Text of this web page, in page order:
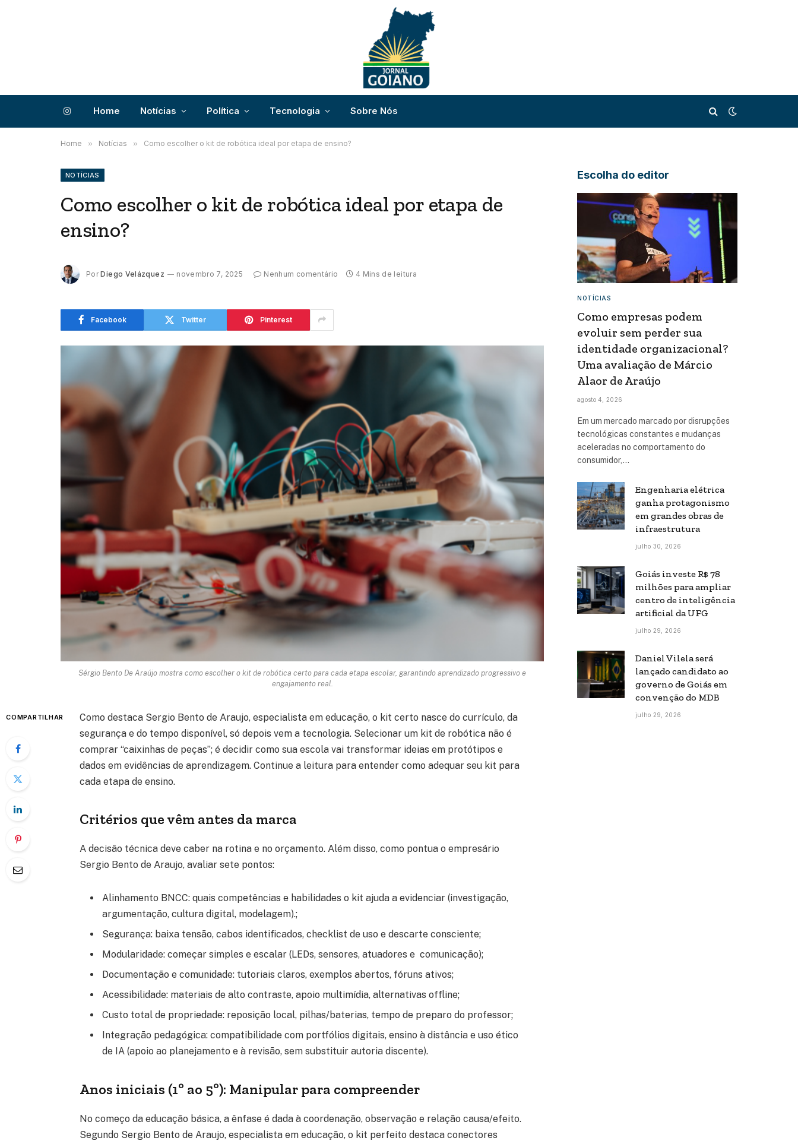
InstagramHome Notícias Política Tecnologia Sobre Nós
Home » Notícias » Como escolher o kit de robótica ideal por etapa de ensino?
NOTÍCIAS
Como escolher o kit de robótica ideal por etapa de
ensino?
Por Diego Velázquez novembro 7, 2025 Nenhum comentário 4 Mins de leitura
Facebook Twitter Pinterest
Sérgio Bento De Araújo mostra como escolher o kit de robótica certo para cada etapa escolar, garantindo aprendizado progressivo e
engajamento real.
COMPARTILHAR
Como destaca Sergio Bento de Araujo, especialista em educação, o kit certo nasce do currículo, da
segurança e do tempo disponível, só depois vem a tecnologia. Selecionar um kit de robótica não é
comprar “caixinhas de peças”; é decidir como sua escola vai transformar ideias em protótipos e
dados em evidências de aprendizagem. Continue a leitura para entender como adequar seu kit para
cada etapa de ensino.
Critérios que vêm antes da marca
A decisão técnica deve caber na rotina e no orçamento. Além disso, como pontua o empresário
Sergio Bento de Araujo, avaliar sete pontos:
Alinhamento BNCC: quais competências e habilidades o kit ajuda a evidenciar (investigação,
argumentação, cultura digital, modelagem).;
Segurança: baixa tensão, cabos identificados, checklist de uso e descarte consciente;
Modularidade: começar simples e escalar (LEDs, sensores, atuadores e comunicação);
Documentação e comunidade: tutoriais claros, exemplos abertos, fóruns ativos;
Acessibilidade: materiais de alto contraste, apoio multimídia, alternativas offline;
Custo total de propriedade: reposição local, pilhas/baterias, tempo de preparo do professor;
Integração pedagógica: compatibilidade com portfólios digitais, ensino à distância e uso ético
de IA (apoio ao planejamento e à revisão, sem substituir autoria discente).
Anos iniciais (1º ao 5º): Manipular para compreender
No começo da educação básica, a ênfase é dada à coordenação, observação e relação causa/efeito.
Segundo Sergio Bento de Araujo, especialista em educação, o kit perfeito destaca conectores
Escolha do editor
NOTÍCIAS
Como empresas podem
evoluir sem perder sua
identidade organizacional?
Uma avaliação de Márcio
Alaor de Araújo
agosto 4, 2026
Em um mercado marcado por disrupções
tecnológicas constantes e mudanças
aceleradas no comportamento do
consumidor,…
Engenharia elétrica
ganha protagonismo
em grandes obras de
infraestrutura
julho 30, 2026
Goiás investe R$ 78
milhões para ampliar
centro de inteligência
artificial da UFG
julho 29, 2026
Daniel Vilela será
lançado candidato ao
governo de Goiás em
convenção do MDB
julho 29, 2026